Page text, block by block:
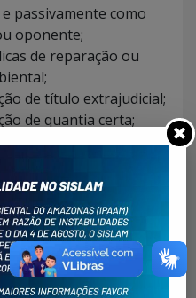
passivamente como
oponente;
de reparação ou
de título extrajudicial;
de quantia certa;
de fazer ou não fazer;
promovendo o
final das ações do
do IPAAM no
de portarias, decretos e
as competências